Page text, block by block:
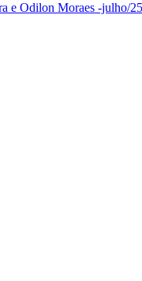
e Odilon Moraes -julho/25